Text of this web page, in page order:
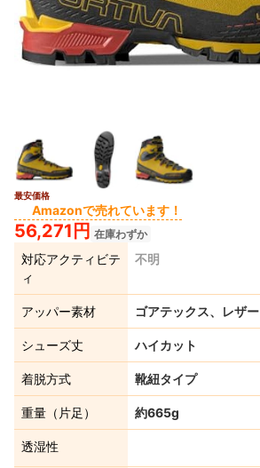
最安価格
Amazonで売れています！
56,271円 在庫わずか
対応アクティビテ
ィ
不明
アッパー素材 ゴアテックス、レザー
シューズ丈 ハイカット
着脱方式 靴紐タイプ
重量（片足） 約665g
透湿性